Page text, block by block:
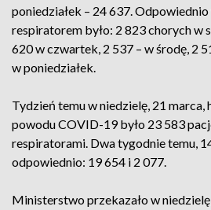
poniedziałek – 24 637.
respiratorem było: 2 823 chorych w
620 w czwartek, 2 537 – w środę, 2
w poniedziałek.
Tydzień temu w niedzielę, 21
powodu COVID-19 było 23 583
respiratorami. Dwa tygodnie temu,
odpowiednio: 19 654 i 2 077.
Ministerstwo przekazało w